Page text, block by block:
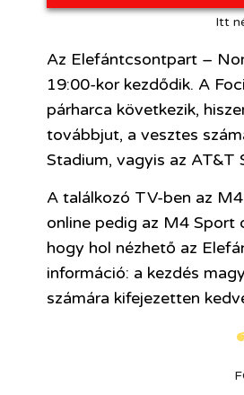
Itt
Az Elefántcsontpart –
19:00-kor kezdődik. A
párharca következik,
továbbjut, a vesztes
Stadium, vagyis az AT&T
A találkozó TV-ben az
online pedig az M4 Sport
hogy hol nézhető az
információ: a kezdés
számára kifejezetten